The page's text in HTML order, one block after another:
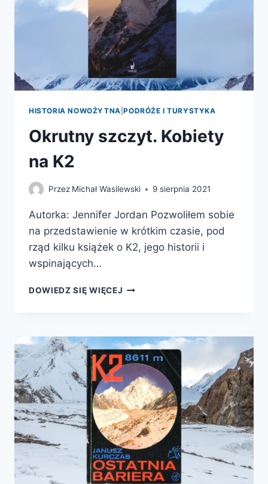
HISTORIA NOWOŻYTNA |PODRÓŻE I TURYSTYKA
Okrutny szczyt. Kobiety
na K2
Przez Michał Wasilewski 9 sierpnia 2021
Autorka: Jennifer Jordan Pozwoliłem sobie
na przedstawienie w krótkim czasie, pod
rząd kilku książek o K2, jego historii i
wspinających…
DOWIEDZ SIĘ WIĘCEJ OKRUTNY
K2